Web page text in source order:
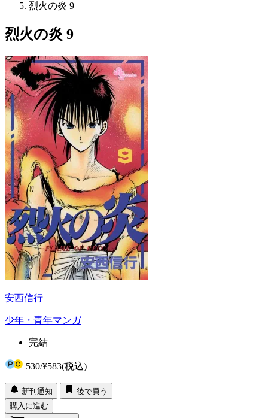
烈火の炎 9
烈火の炎 9
安西信行
少年・青年マンガ
完結
530/¥583(税込)
新刊通知
後で買う
購入に進む